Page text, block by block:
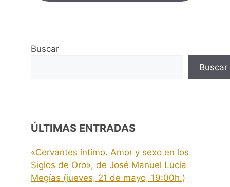
Buscar
Buscar
ÚLTIMAS ENTRADAS
«Cervantes íntimo. Amor y sexo en los
Siglos de Oro», de José Manuel Lucía
Megías (jueves, 21 de mayo, 19:00h.)